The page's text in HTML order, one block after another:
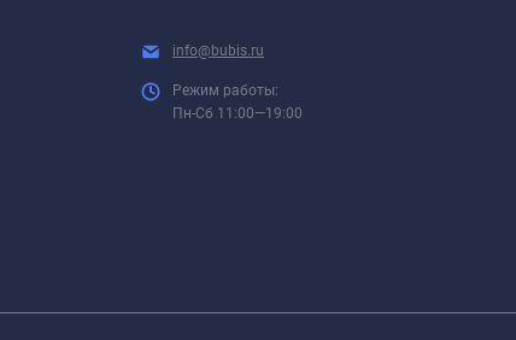
info@bubis.ru
Режим работы:
Пн-Сб 11:00—19:00